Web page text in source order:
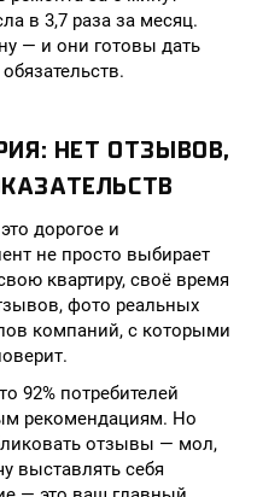
в 3,7 раза за месяц.
— и они готовы дать
НЕТ ОТЗЫВОВ,
дорогое и
не просто выбирает
квартиру, своё время
фото реальных
компаний, с которыми
92% потребителей
рекомендациям. Но
отзывы — мол,
выставлять себя